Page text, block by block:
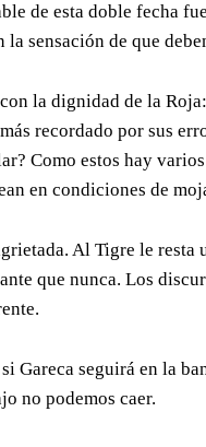
de esta doble fecha
sensación de que
la dignidad de la
recordado por sus
Como estos hay
en condiciones de
Al Tigre le
que nunca. Los
Gareca seguirá en la
no podemos caer.